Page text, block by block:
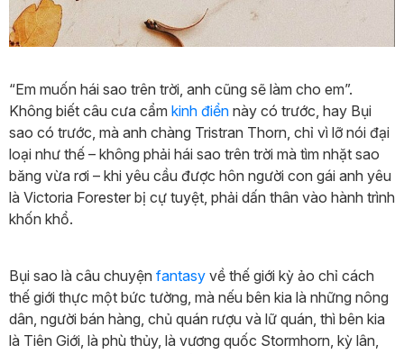
“Em muốn hái sao trên trời, anh cũng sẽ làm cho em”.
Không biết câu cưa cẩm kinh điển này có trước, hay Bụi
sao có trước, mà anh chàng Tristran Thorn, chỉ vì lỡ nói đại
loại như thế – không phải hái sao trên trời mà tìm nhặt sao
băng vừa rơi – khi yêu cầu được hôn người con gái anh yêu
là Victoria Forester bị cự tuyệt, phải dấn thân vào hành trình
khốn khổ.
Bụi sao là câu chuyện fantasy về thế giới kỳ ảo chỉ cách
thế giới thực một bức tường, mà nếu bên kia là những nông
dân, người bán hàng, chủ quán rượu và lữ quán, thì bên kia
là Tiên Giới, là phù thủy, là vương quốc Stormhorn, kỳ lân,